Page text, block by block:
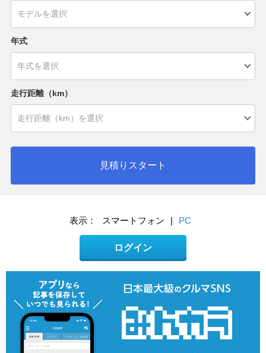
年式
走行距離（km）
見積りスタート
表示： スマートフォン | PC
ログイン